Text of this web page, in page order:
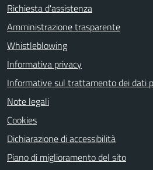
Richiesta d'assistenza
Amministrazione trasparente
Whistleblowing
Informativa privacy
Informative sul trattamento dei dati
Note legali
Cookies
Dichiarazione di accessibilità
Piano di miglioramento del sito